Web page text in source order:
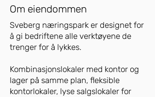
Om eiendommen
Sveberg næringspark er designet for
å gi bedriftene alle verktøyene de
trenger for å lykkes.
Kombinasjonslokaler med kontor og
lager på samme plan, fleksible
kontorlokaler, lyse salgslokaler for